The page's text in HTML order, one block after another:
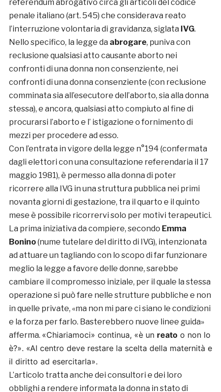
referendum abrogativo circa gli articoli del codice
penale italiano (art. 545) che considerava reato
l’interruzione volontaria di gravidanza, siglata IVG.
Nello specifico, la legge da abrogare, puniva con
reclusione qualsiasi atto causante aborto nei
confronti di una donna non consenziente, nei
confronti di una donna consenziente (con reclusione
comminata sia all’esecutore dell’aborto, sia alla donna
stessa), e ancora, qualsiasi atto compiuto al fine di
procurarsi l’aborto e l’ istigazione o fornimento di
mezzi per procedere ad esso.
Con l’entrata in vigore della legge n°194 (confermata
dagli elettori con una consultazione referendaria il 17
maggio 1981), è permesso alla donna di poter
ricorrere alla IVG in una struttura pubblica nei primi
novanta giorni di gestazione, tra il quarto e il quinto
mese è possibile ricorrervi solo per motivi terapeutici.
La prima iniziativa da compiere, secondo Emma
Bonino(nume tutelare del diritto di IVG), intenzionata
ad attuare un tagliando con lo scopo di far funzionare
meglio la legge a favore delle donne, sarebbe
cambiare il compromesso iniziale, per il quale la stessa
operazione si può fare nelle strutture pubbliche e non
in quelle private, «ma non mi pare ci siano le condizioni
e la forza per farlo. Basterebbero nuove linee guida»
afferma. «Chiariamoci» continua, «è un reatoo non lo
è?». «Al centro deve restare la scelta della maternità e
il diritto ad esercitarla».
L’articolo tratta anche dei consultori e dei loro
obblighi a rendere informata la donna in stato di